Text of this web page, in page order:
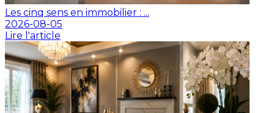
Les cinq sens en immobilier : ...
2026-08-05
Lire l'article